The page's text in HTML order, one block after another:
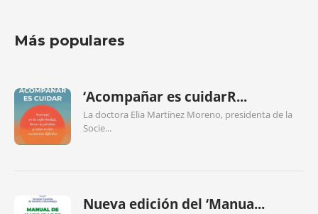
Más populares
‘Acompañar es cuidarR...
La doctora Elia Martínez Moreno, presidenta de la
Socie...
Nueva edición del ‘Manua...